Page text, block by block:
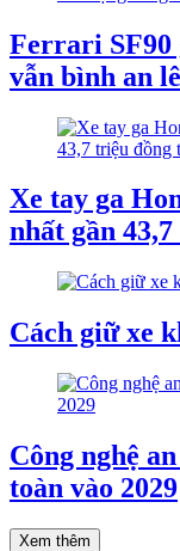
Ferrari SF90
vẫn bình an
Xe tay ga
nhất gần
Cách giữ xe
Công nghệ
toàn vào 2029
Xem thêm